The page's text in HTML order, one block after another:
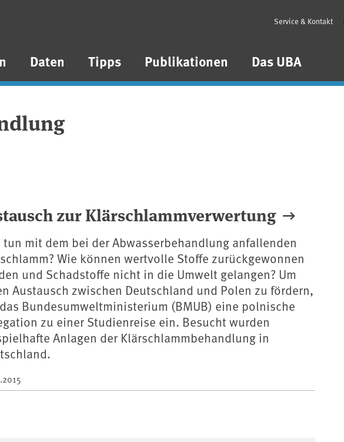
Daten Tipps Publikationen Das UBA
Service & Kontakt
zur Klärschlammverwertung
tun mit dem bei der Abwasserbehandlung anfallenden
Wie können wertvolle Stoffe zurückgewonnen
und Schadstoffe nicht in die Umwelt gelangen? Um
Austausch zwischen Deutschland und Polen zu fördern,
Bundesumweltministerium (BMUB) eine polnische
zu einer Studienreise ein. Besucht wurden
Anlagen der Klärschlammbehandlung in